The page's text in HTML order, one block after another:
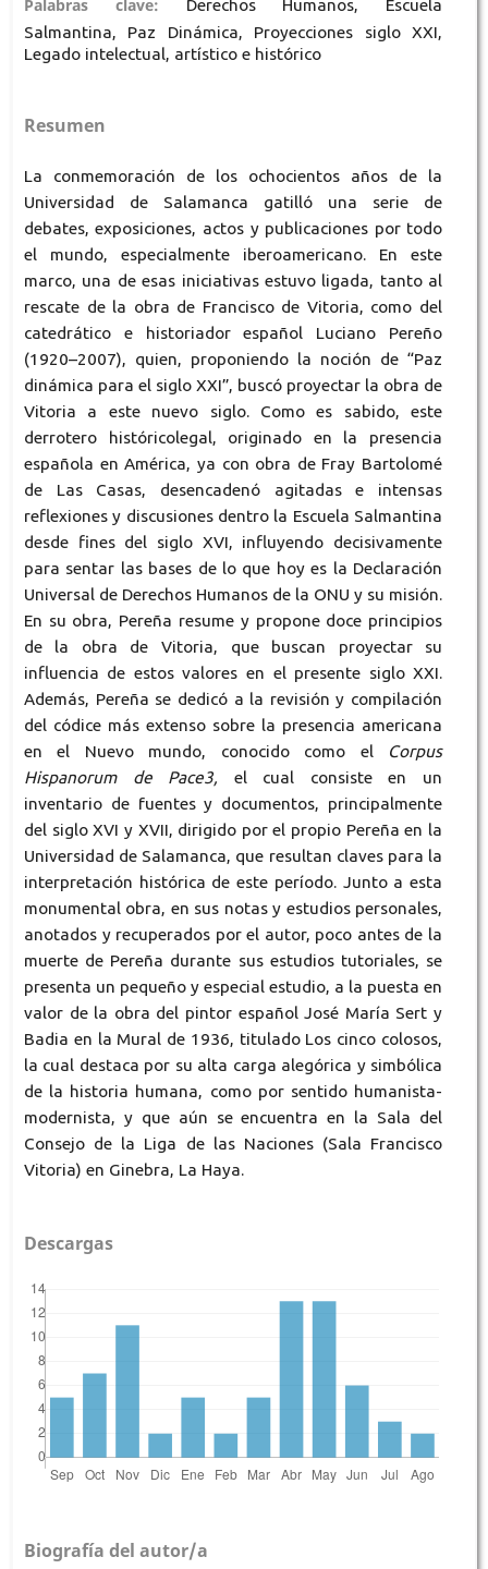
Palabras clave:
Derechos Humanos, Escuela
Salmantina, Paz Dinámica, Proyecciones siglo XXI,
Legado intelectual, artístico e histórico
Resumen
La conmemoración de los ochocientos años de la
Universidad de Salamanca gatilló una serie de
debates, exposiciones, actos y publicaciones por todo
el mundo, especialmente iberoamericano. En este
marco, una de esas iniciativas estuvo ligada, tanto al
rescate de la obra de Francisco de Vitoria, como del
catedrático e historiador español Luciano Pereño
(1920–2007), quien, proponiendo la noción de “Paz
dinámica para el siglo XXI”, buscó proyectar la obra de
Vitoria a este nuevo siglo. Como es sabido, este
derrotero históricolegal, originado en la presencia
española en América, ya con obra de Fray Bartolomé
de Las Casas, desencadenó agitadas e intensas
reflexiones y discusiones dentro la Escuela Salmantina
desde fines del siglo XVI, influyendo decisivamente
para sentar las bases de lo que hoy es la Declaración
Universal de Derechos Humanos de la ONU y su misión.
En su obra, Pereña resume y propone doce principios
de la obra de Vitoria, que buscan proyectar su
influencia de estos valores en el presente siglo XXI.
Además, Pereña se dedicó a la revisión y compilación
del códice más extenso sobre la presencia americana
en el Nuevo mundo, conocido como el
Corpus
Hispanorum de Pace3, el cual consiste en un
inventario de fuentes y documentos, principalmente
del siglo XVI y XVII, dirigido por el propio Pereña en la
Universidad de Salamanca, que resultan claves para la
interpretación histórica de este período. Junto a esta
monumental obra, en sus notas y estudios personales,
anotados y recuperados por el autor, poco antes de la
muerte de Pereña durante sus estudios tutoriales, se
presenta un pequeño y especial estudio, a la puesta en
valor de la obra del pintor español José María Sert y
Badia en la Mural de 1936, titulado Los cinco colosos,
la cual destaca por su alta carga alegórica y simbólica
de la historia humana, como por sentido humanista-
modernista, y que aún se encuentra en la Sala del
Consejo de la Liga de las Naciones (Sala Francisco
Vitoria) en Ginebra, La Haya.
Descargas
Biografía del autor/a